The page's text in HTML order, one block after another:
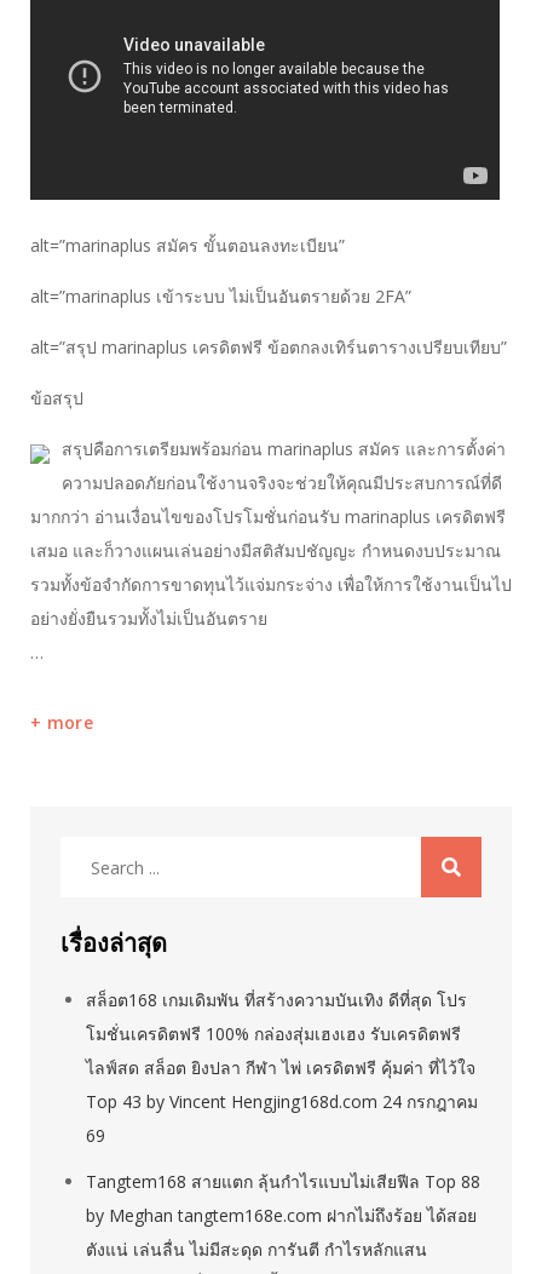
alt=”marinaplus สมัคร ขั้นตอนลงทะเบียน”
alt=”marinaplus เข้าระบบ ไม่เป็นอันตรายด้วย 2FA”
alt=”สรุป marinaplus เครดิตฟรี ข้อตกลงเทิร์นตารางเปรียบเทียบ”
ข้อสรุป
สรุปคือการเตรียมพร้อมก่อน marinaplus สมัคร และการตั้งค่า
ความปลอดภัยก่อนใช้งานจริงจะช่วยให้คุณมีประสบการณ์ที่ดี
มากกว่า อ่านเงื่อนไขของโปรโมชั่นก่อนรับ marinaplus เครดิตฟรี
เสมอ และก็วางแผนเล่นอย่างมีสติสัมปชัญญะ กำหนดงบประมาณ
รวมทั้งข้อจำกัดการขาดทุนไว้แจ่มกระจ่าง เพื่อให้การใช้งานเป็นไป
อย่างยั่งยืนรวมทั้งไม่เป็นอันตราย
…
more
เรื่องล่าสุด
สล็อต168 เกมเดิมพัน ที่สร้างความบันเทิง ดีที่สุด โปร
โมชั่นเครดิตฟรี 100% กล่องสุ่มเฮงเฮง รับเครดิตฟรี
ไลฟ์สด สล็อต ยิงปลา กีฬา ไพ่ เครดิตฟรี คุ้มค่า ที่ไว้ใจ
Top 43 by Vincent Hengjing168d.com 24 กรกฎาคม
69
Tangtem168 สายแตก ลุ้นกำไรแบบไม่เสียฟีล Top 88
by Meghan tangtem168e.com ฝากไม่ถึงร้อย ได้สอย
ตังแน่ เล่นลื่น ไม่มีสะดุด การันตี กำไรหลักแสน